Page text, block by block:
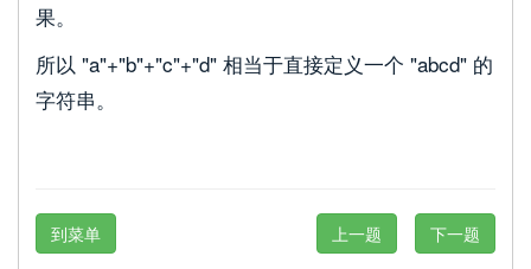
果。
所以 "a"+"b"+"c"+"d" 相当于直接定义一个 "abcd" 的
字符串。
到菜单 下一题
上一题